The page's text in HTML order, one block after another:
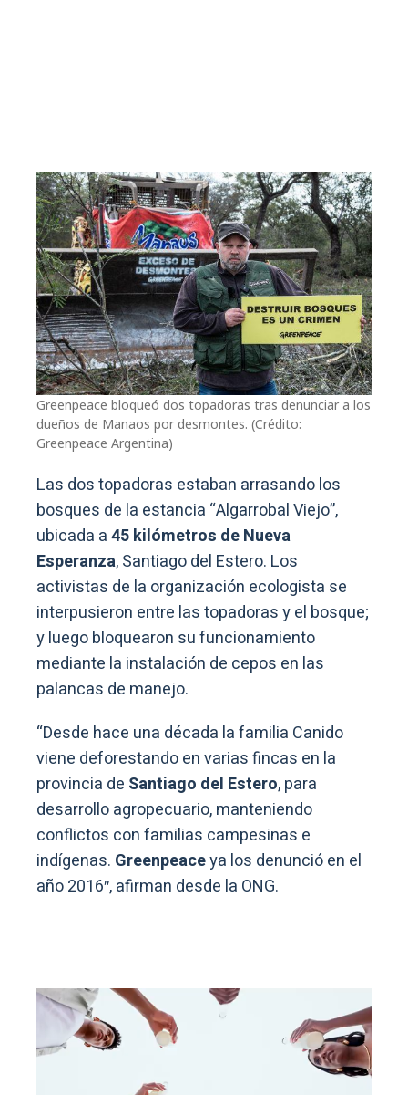
Greenpeace bloqueó dos topadoras tras denunciar a los
dueños de Manaos por desmontes. (Crédito:
Greenpeace Argentina)
Las dos topadoras estaban arrasando los
bosques de la estancia “Algarrobal Viejo”,
ubicada a45 kilómetros de Nueva
Esperanza, Santiago del Estero. Los
activistas de la organización ecologista se
interpusieron entre las topadoras y el bosque;
y luego bloquearon su funcionamiento
mediante la instalación de cepos en las
palancas de manejo.
“Desde hace una década la familia Canido
viene deforestando en varias fincas en la
provincia de Santiago del Estero, para
desarrollo agropecuario, manteniendo
conflictos con familias campesinas e
indígenas. Greenpeaceya los denunció en el
año 2016″, afirman desde la ONG.